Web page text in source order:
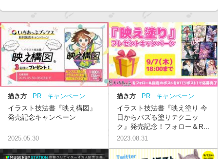
描き方 PR キャンペーン
イラスト技法書『映え構図』
発売記念キャンペーン
2025.05.30
描き方 PR キャンペーン
イラスト技法書『映え塗り 今
日からバズる塗りテクニッ
ク』発売記念！フォロー＆R...
2023.08.31